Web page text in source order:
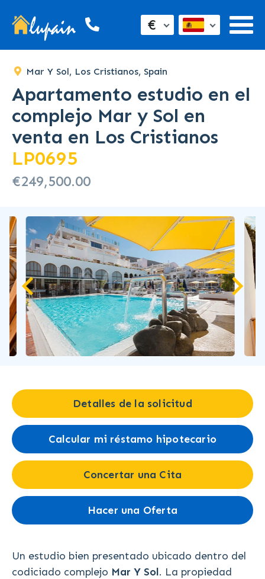
€
Mar Y Sol, Los Cristianos, Spain
Apartamento estudio en el
complejo Mar y Sol en
venta en Los Cristianos
LP0695
€249,500.00
Detalles de la solicitud
Calcular mi réstamo hipotecario
Concertar una Cita
Hacer una Oferta
Un estudio bien presentado ubicado dentro del
codiciado complejo Mar Y Sol. La propiedad